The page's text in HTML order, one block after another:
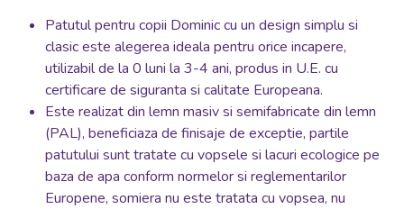
Patutul pentru copii Dominic cu un design simplu si
clasic este alegerea ideala pentru orice incapere,
utilizabil de la 0 luni la 3-4 ani, produs in U.E. cu
certificare de siguranta si calitate Europeana.
Este realizat din lemn masiv si semifabricate din lemn
(PAL), beneficiaza de finisaje de exceptie, partile
patutului sunt tratate cu vopsele si lacuri ecologice pe
baza de apa conform normelor si reglementarilor
Europene, somiera nu este tratata cu vopsea, nu